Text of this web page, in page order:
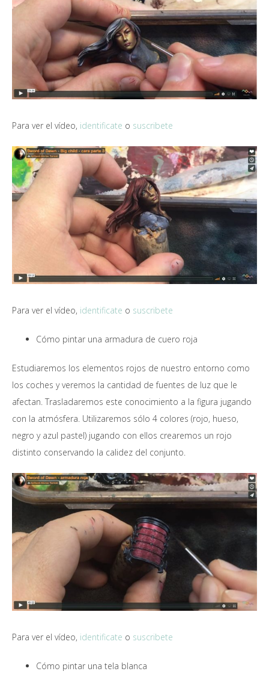
Para ver el vídeo, identificate o suscribete
Para ver el vídeo, identificate o suscribete
Cómo pintar una armadura de cuero roja
Estudiaremos los elementos rojos de nuestro entorno como
los coches y veremos la cantidad de fuentes de luz que le
afectan. Trasladaremos este conocimiento a la figura jugando
con la atmósfera. Utilizaremos sólo 4 colores (rojo, hueso,
negro y azul pastel) jugando con ellos crearemos un rojo
distinto conservando la calidez del conjunto.
Para ver el vídeo, identificate o suscribete
Cómo pintar una tela blanca